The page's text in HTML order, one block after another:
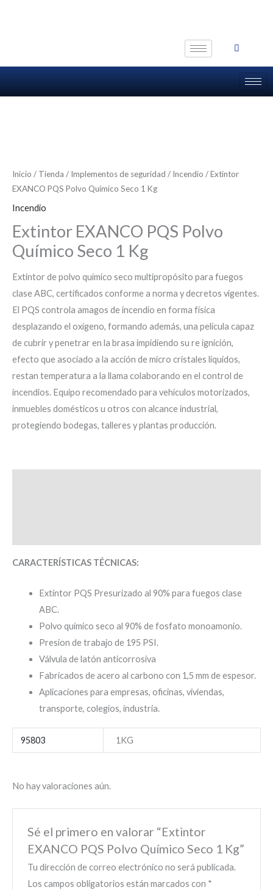
Inicio / Tienda / Implementos de seguridad / Incendio / Extintor
EXANCO PQS Polvo Químico Seco 1 Kg
Incendio
Extintor EXANCO PQS Polvo
Químico Seco 1 Kg
Extintor de polvo químico seco multipropósito para fuegos
clase ABC, certificados conforme a norma y decretos vigentes.
El PQS controla amagos de incendio en forma física
desplazando el oxígeno, formando además, una película capaz
de cubrir y penetrar en la brasa impidiendo su re ignición,
efecto que asociado a la acción de micro cristales líquidos,
restan temperatura a la llama colaborando en el control de
incendios. Equipo recomendado para vehículos motorizados,
inmuebles domésticos u otros con alcance industrial,
protegiendo bodegas, talleres y plantas producción.
CARACTERÍSTICAS TÉCNICAS:
Extintor PQS Presurizado al 90% para fuegos clase
ABC.
Polvo químico seco al 90% de fosfato monoamonio.
Presion de trabajo de 195 PSI.
Válvula de latón anticorrosiva
Fabricados de acero al carbono con 1,5 mm de espesor.
Aplicaciones para empresas, oficinas, viviendas,
transporte, colegios, industria.
95803 1KG
No hay valoraciones aún.
Sé el primero en valorar “Extintor
EXANCO PQS Polvo Químico Seco 1 Kg”
Tu dirección de correo electrónico no será publicada.
Los campos obligatorios están marcados con *